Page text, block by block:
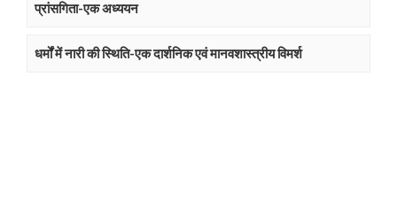
प्रांसगिता-एक अध्ययन
धर्मों में नारी की स्थिति-एक दार्शनिक एवं मानवशास्त्रीय विमर्श